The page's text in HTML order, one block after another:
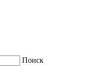
Поиск